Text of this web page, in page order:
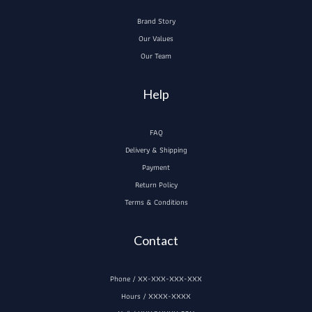
Brand Story
Our Values
Our Team
Help
FAQ
Delivery & Shipping
Payment
Return Policy
Terms & Conditions
Contact
Phone / XX-XXX-XXX-XXX
Hours / XXXX-XXXX